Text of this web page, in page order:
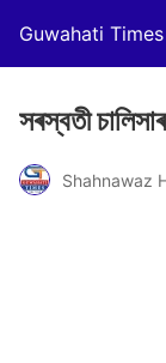
Guwahati Times
সৰস্বতী
Shahnawaz